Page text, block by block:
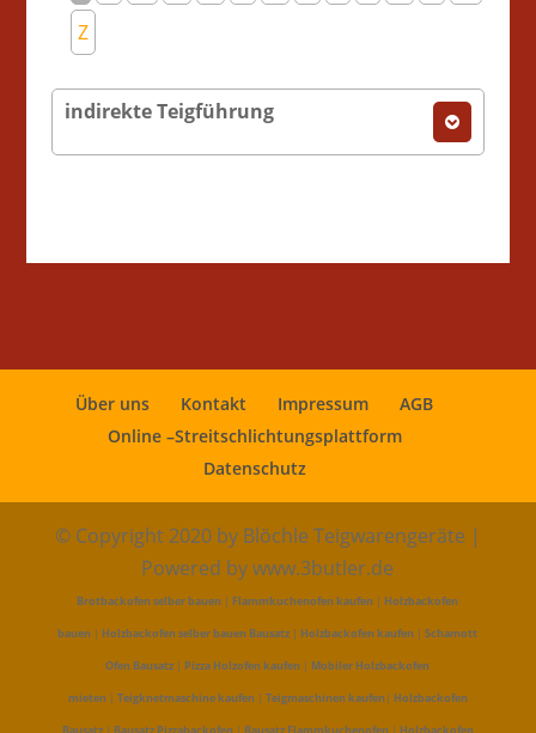
Z
indirekte Teigführung
Über uns Kontakt Impressum
AGB
Online –Streitschlichtungsplattform
Datenschutz
© Copyright 2020 by Blöchle Teigwarengeräte |
Powered by www.3butler.de
Brotbackofen selber bauen | Flammkuchenofen kaufen | Holzbackofen
bauen | Holzbackofen selber bauen Bausatz | Holzbackofen kaufen |Schamott
Ofen Bausatz | Pizza Holzofen kaufen | Mobiler Holzbackofen
mieten| Teigknetmaschine kaufen| Teigmaschinen kaufen| Holzbackofen